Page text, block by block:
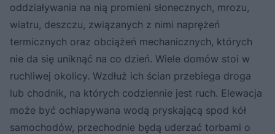
oddziaływania na nią promieni słonecznych, mrozu,
wiatru, deszczu, związanych z nimi naprężeń
termicznych oraz obciążeń mechanicznych, których
nie da się uniknąć na co dzień. Wiele domów stoi w
ruchliwej okolicy. Wzdłuż ich ścian przebiega droga
lub chodnik, na których codziennie jest ruch. Elewacja
może być ochlapywana wodą pryskającą spod kół
samochodów, przechodnie będą uderzać torbami o